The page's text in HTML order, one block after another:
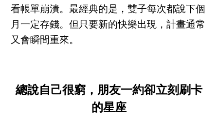
看帳單崩潰。最經典的是，雙子每次都說下個
月一定存錢。但只要新的快樂出現，計畫通常
又會瞬間重來。
總說自己很窮，朋友一約卻立刻刷卡
的星座